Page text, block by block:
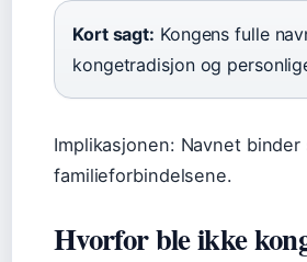
Kort sagt: Kongens fulle
kongetradisjon og
Implikasjonen: Navnet
familieforbindelsene.
Hvorfor ble ikke